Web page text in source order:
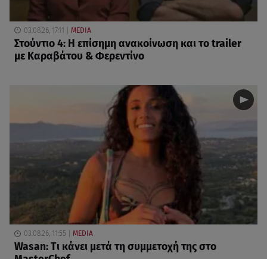
03.08.26, 17:11 MEDIA
Στούντιο 4: Η επίσημη ανακοίνωση και το trailer
με Καραβάτου & Φερεντίνο
03.08.26, 11:55 MEDIA
Wasan: Tι κάνει μετά τη συμμετοχή της στο